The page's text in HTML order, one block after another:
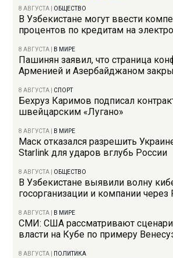
8 АВГУСТА ОБЩЕСТВО
В Узбекистане могут ввести
процентов по кредитам на
8 АВГУСТА В МИРЕ
Пашинян заявил, что страница
Арменией и Азербайджаном
8 АВГУСТА СПОРТ
Бехруз Каримов подписал
швейцарским «Лугано»
8 АВГУСТА В МИРЕ
Маск отказался разрешить
Starlink для ударов вглубь России
8 АВГУСТА ОБЩЕСТВО
В Узбекистане выявили волну
госорганизации и компании через
8 АВГУСТА В МИРЕ
СМИ: США рассматривают
власти на Кубе по примеру
8 АВГУСТА ПОЛИТИКА